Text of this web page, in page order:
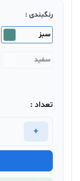
رنگبندی :
سبز
سفید
تعداد :
+